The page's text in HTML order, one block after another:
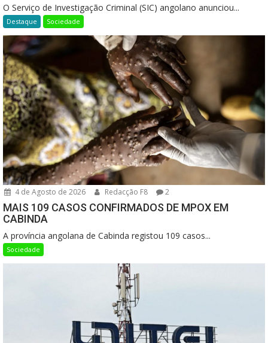
O Serviço de Investigação Criminal (SIC) angolano anunciou...
Destaque Sociedade
4 de Agosto de 2026 Redacção F8 2
MAIS 109 CASOS CONFIRMADOS DE MPOX EM
CABINDA
A província angolana de Cabinda registou 109 casos...
Sociedade